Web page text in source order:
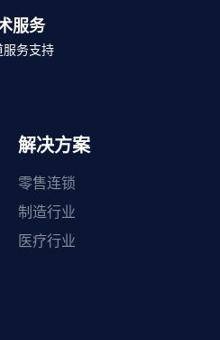
服务
服务支持
解决方案
零售连锁
制造行业
医疗行业